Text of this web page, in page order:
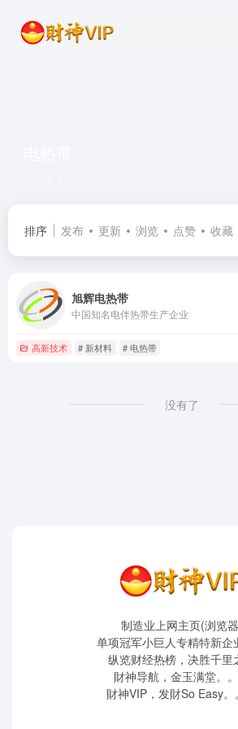
排序 发布 更新 浏览 点赞 收藏
旭辉电热带
中国知名电伴热带生产企业
高新技术 # 新材料 # 电热带
没有了
制造业上网主页(浏览
单项冠军小巨人专精特新企
纵览财经热榜，决胜千里
財神导航，金玉满堂。。
財神VIP，发財So Easy。